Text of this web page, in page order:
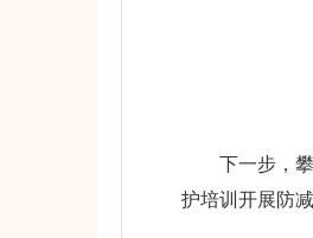
下一步，攀
护培训开展防